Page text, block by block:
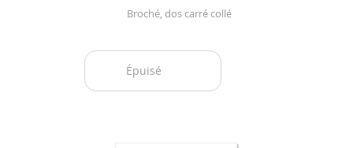
Broché, dos carré collé
Épuisé